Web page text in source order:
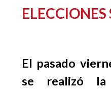
El pasado
se realizó